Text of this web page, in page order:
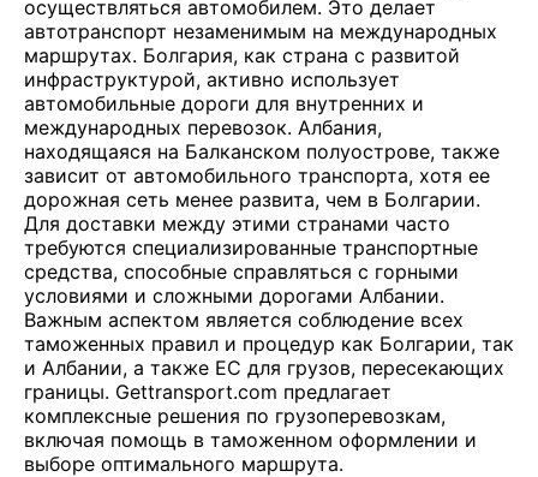
осуществляться автомобилем. Это делает
автотранспорт незаменимым на международных
маршрутах. Болгария, как страна с развитой
инфраструктурой, активно использует
автомобильные дороги для внутренних и
международных перевозок. Албания,
находящаяся на Балканском полуострове, также
зависит от автомобильного транспорта, хотя ее
дорожная сеть менее развита, чем в Болгарии.
Для доставки между этими странами часто
требуются специализированные транспортные
средства, способные справляться с горными
условиями и сложными дорогами Албании.
Важным аспектом является соблюдение всех
таможенных правил и процедур как Болгарии, так
и Албании, а также ЕС для грузов, пересекающих
границы. Gettransport.com предлагает
комплексные решения по грузоперевозкам,
включая помощь в таможенном оформлении и
выборе оптимального маршрута.